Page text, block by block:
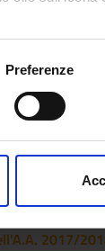
posizione
media, i
Preferenze
anno)
(secondo
2017/